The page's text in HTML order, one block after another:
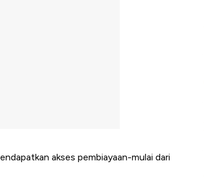
akses pembiayaan-mulai dari